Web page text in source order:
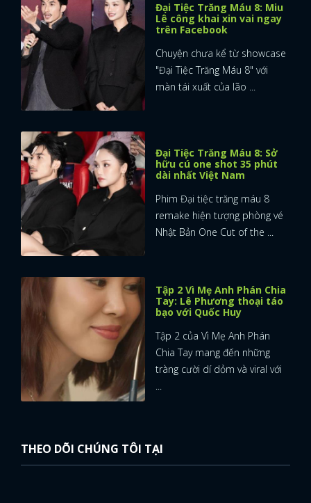
Đại Tiệc Trăng Máu 8: Miu
Lê công khai xin vai ngay
trên Facebook
Chuyện chưa kể từ showcase
"Đại Tiệc Trăng Máu 8" với
màn tái xuất của lão ...
Đại Tiệc Trăng Máu 8: Sở
hữu cú one shot 35 phút
dài nhất Việt Nam
Phim Đại tiệc trăng máu 8
remake hiện tượng phòng vé
Nhật Bản One Cut of the ...
Tập 2 Vì Mẹ Anh Phán Chia
Tay: Lê Phương thoại táo
bạo với Quốc Huy
Tập 2 của Vì Mẹ Anh Phán
Chia Tay mang đến những
tràng cười dí dỏm và viral với
...
THEO DÕI CHÚNG TÔI TẠI